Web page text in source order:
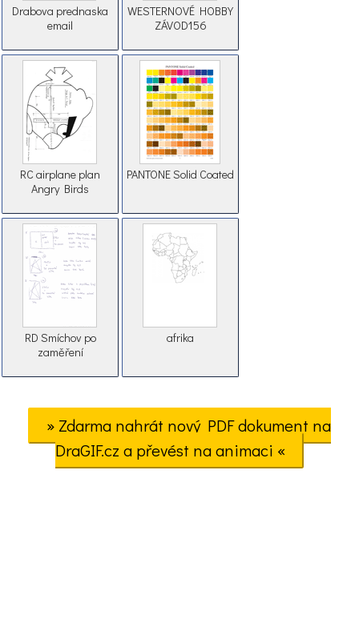
Drabova prednaska
email
WESTERNOVÉ HOBBY
ZÁVOD156
RC airplane plan
Angry Birds
PANTONE Solid Coated
RD Smíchov po
zaměření
afrika
» Zdarma nahrát nový PDF dokument na
DraGIF.cz a převést na animaci «